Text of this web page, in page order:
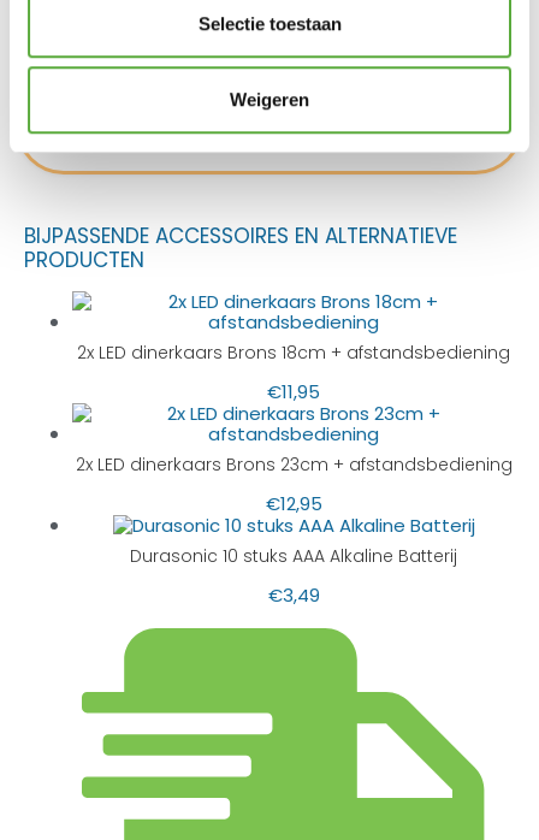
Selectie toestaan
Weigeren
Anna's Collection
SKU
676019
8713619431395
BIJPASSENDE ACCESSOIRES EN ALTERNATIEVE
PRODUCTEN
2x LED dinerkaars Brons 18cm + afstandsbediening
€11,95
2x LED dinerkaars Brons 23cm + afstandsbediening
€12,95
Durasonic 10 stuks AAA Alkaline Batterij
€3,49